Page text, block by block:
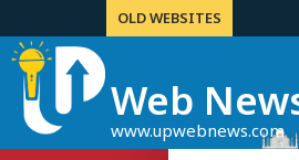
OLD WEBSITES
Web
www.upwebnews.com